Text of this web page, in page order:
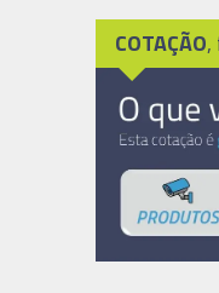
COTAÇÃO,